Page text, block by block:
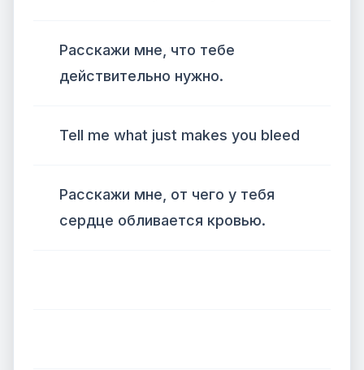
Расскажи мне, что тебе
действительно нужно.
Tell me what just makes you bleed
Расскажи мне, от чего у тебя
сердце обливается кровью.